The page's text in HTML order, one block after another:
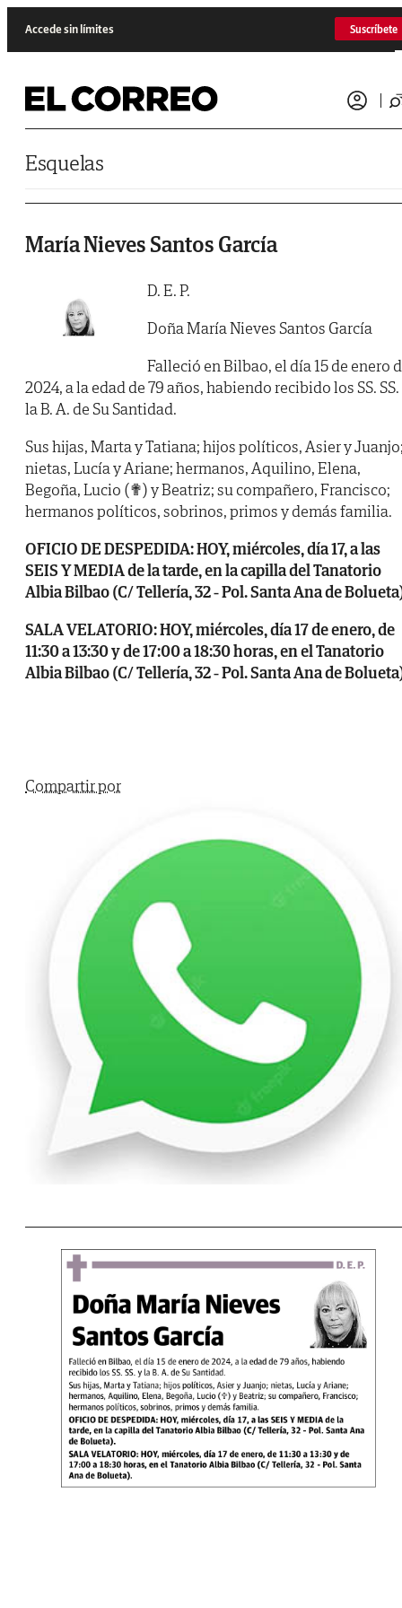
Accede sin límites Suscríbete
Esquelas
María Nieves Santos García
D. E. P.
Doña María Nieves Santos García
Falleció en Bilbao, el día 15 de enero
2024, a la edad de 79 años, habiendo recibido los SS.
la B. A. de Su Santidad.
Sus hijas, Marta y Tatiana; hijos políticos, Asier y
nietas, Lucía y Ariane; hermanos, Aquilino, Elena,
Begoña, Lucio (✟) y Beatriz; su compañero, Francisco;
hermanos políticos, sobrinos, primos y demás familia.
OFICIO DE DESPEDIDA: HOY, miércoles, día 17, a las
SEIS Y MEDIA de la tarde, en la capilla del Tanatorio
Albia Bilbao (C/ Tellería, 32 - Pol. Santa Ana de
SALA VELATORIO: HOY, miércoles, día 17 de enero, de
11:30 a 13:30 y de 17:00 a 18:30 horas, en el Tanatorio
Albia Bilbao (C/ Tellería, 32 - Pol. Santa Ana de
Compartir por